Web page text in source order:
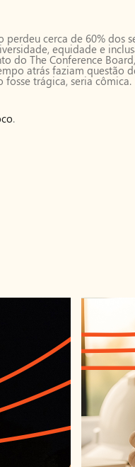
cerca de 60% dos
equidade e
do The Conference
atrás faziam questão
fosse trágica, seria cômica.
.